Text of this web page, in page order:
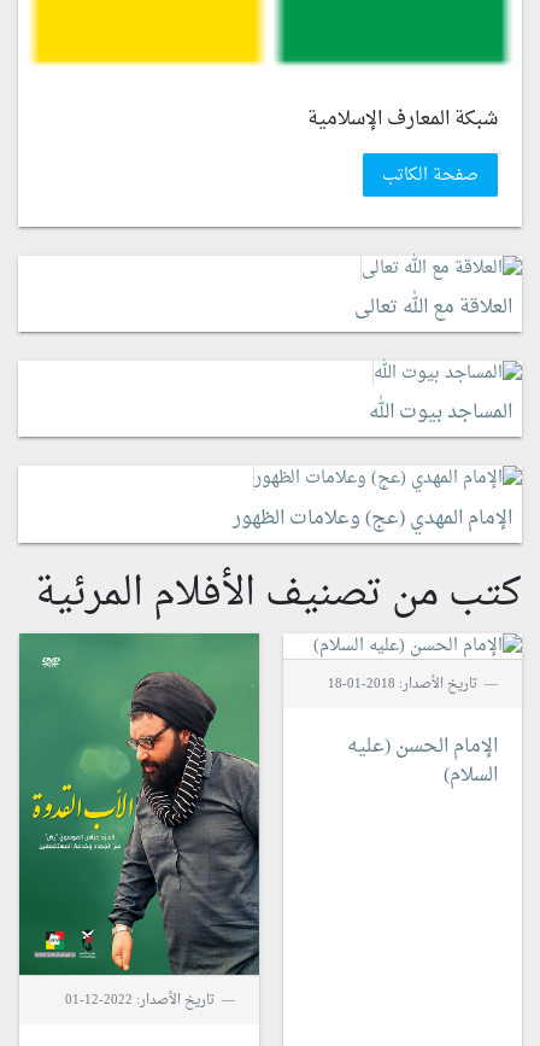
شبكة المعارف الإسلامية
صفحة الكاتب
العلاقة مع الله تعالى
المساجد بيوت الله
الإمام المهدي (عج) وعلامات الظهور
كتب من تصنيف الأفلام المرئية
تاريخ الأصدار: 2018-01-18
الإمام الحسن (عليه
السلام)
تاريخ الأصدار: 2022-12-01